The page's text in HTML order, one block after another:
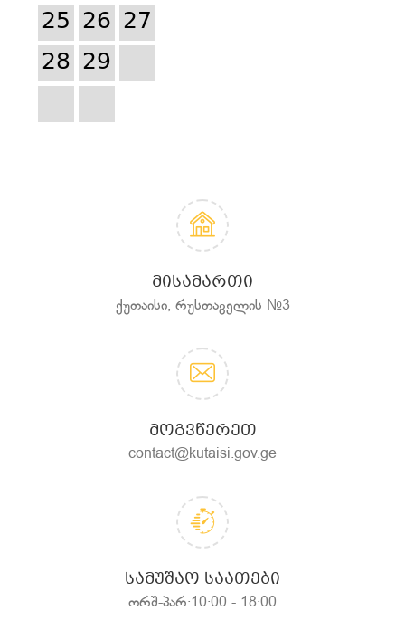
25 26 27
28 29
ᲛᲘᲡᲐᲛᲐᲠᲗᲘ
ქუთაისი, რუსთაველის №3
ᲛᲝᲒᲕᲬᲔᲠᲔᲗ
contact@kutaisi.gov.ge
ᲡᲐᲛᲣᲨᲐᲝ ᲡᲐᲐᲗᲔᲑᲘ
ორშ-პარ:10:00 - 18:00